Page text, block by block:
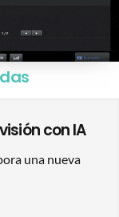
con IA
una nueva